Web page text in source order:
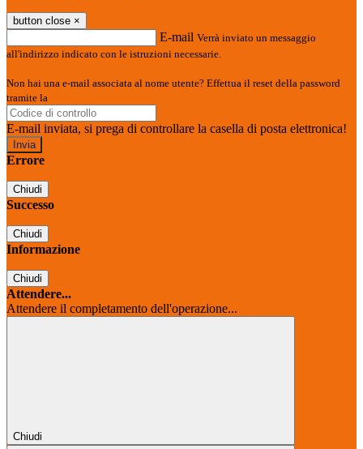
button close ×
E-mail Verrà inviato un messaggio
all'indirizzo indicato con le istruzioni necessarie.
Non hai una e-mail associata al nome utente? Effettua il reset della password
tramite la
E-mail inviata, si prega di controllare la casella di posta elettronica!
Errore
Chiudi
Successo
Chiudi
Informazione
Chiudi
Attendere...
Attendere il completamento dell'operazione...
Chiudi